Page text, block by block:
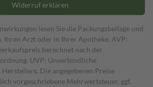
Widerruf erklären
lesen Sie die Packungsbeilage und
Ihren Arzt oder in Ihrer Apotheke. AVP:
berechnet nach der
UVP: Unverbindliche
Die angegebenen Preise
vorgeschriebene Mehrwertsteuer, ggf.